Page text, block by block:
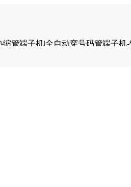
缩管端子机|全自动穿号码管端子机